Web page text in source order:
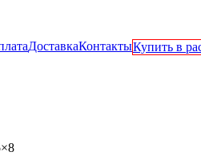
ДоставкаКонтактыКупить в